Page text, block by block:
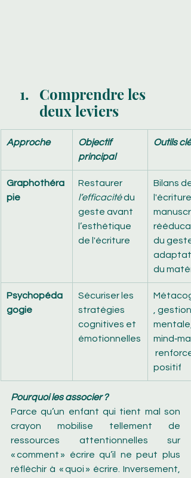
Comprendre les
deux leviers
Approche
Objectif
principal
Outils clés
Graphothéra
pie
Restaurer
l’efficacité du
geste avant
l’esthétique
de l'écriture
Bilans de
l'écriture
du
du
Psychopéda
gogie
Sécuriser les
stratégies
cognitives et
émotionnelles
, gestion
mentale,
positif
Pourquoi les associer ?
Parce qu’un enfant qui tient mal son
crayon mobilise tellement de
ressources attentionnelles sur
« comment » écrire qu’il ne peut plus
réfléchir à « quoi » écrire. Inversement,